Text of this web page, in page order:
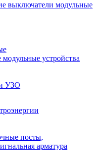
выключатели модульные
устройства
УЗО
посты,
арматура